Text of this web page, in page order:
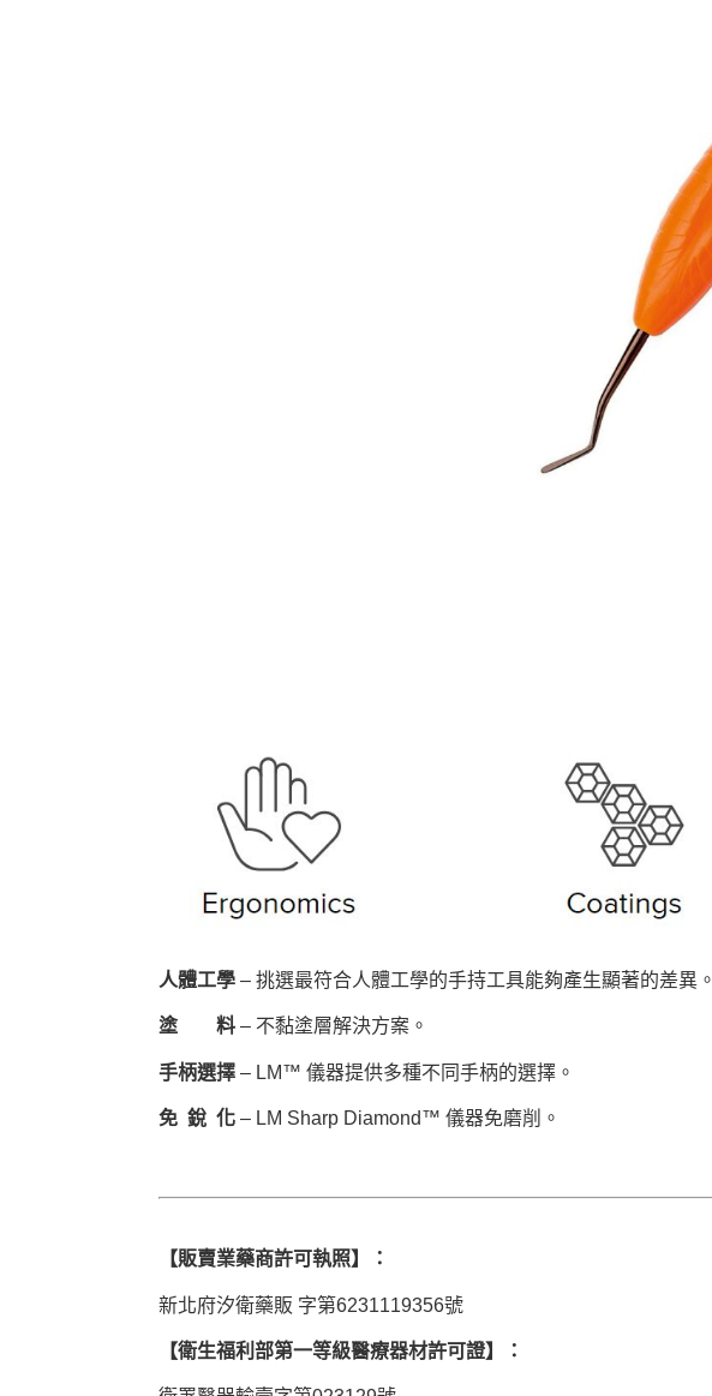
人體工學 – 挑選最符合人體工學的手持工具能夠產生顯著的差異。
塗 料 – 不黏塗層解決方案。
手柄選擇 – LM™ 儀器提供多種不同手柄的選擇。
免 銳 化 – LM Sharp Diamond™ 儀器免磨削。
【販賣業藥商許可執照】：
新北府汐衛藥販 字第6231119356號
【衛生福利部第一等級醫療器材許可證】：